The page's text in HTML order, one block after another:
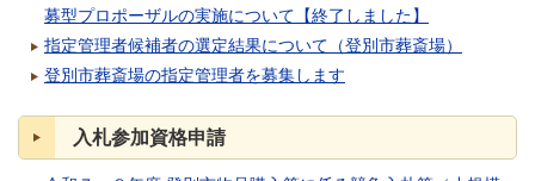
募型プロポーザルの実施について【終了しました】
指定管理者候補者の選定結果について（登別市葬斎場）
登別市葬斎場の指定管理者を募集します
入札参加資格申請